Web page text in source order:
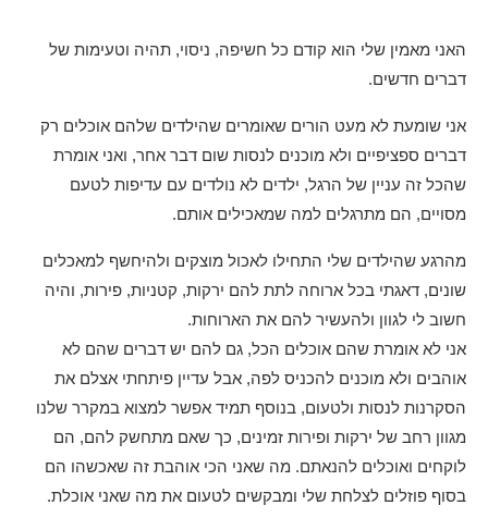
האני מאמין שלי הוא קודם כל חשיפה, ניסוי, תהיה וטעימות של
דברים חדשים.
אני שומעת לא מעט הורים שאומרים שהילדים שלהם אוכלים רק
דברים ספציפיים ולא מוכנים לנסות שום דבר אחר, ואני אומרת
שהכל זה עניין של הרגל, ילדים לא נולדים עם עדיפות לטעם
מסויים, הם מתרגלים למה שמאכילים אותם.
מהרגע שהילדים שלי התחילו לאכול מוצקים ולהיחשף למאכלים
שונים, דאגתי בכל ארוחה לתת להם ירקות, קטניות, פירות, והיה
חשוב לי לגוון ולהעשיר להם את הארוחות.
אני לא אומרת שהם אוכלים הכל, גם להם יש דברים שהם לא
אוהבים ולא מוכנים להכניס לפה, אבל עדיין פיתחתי אצלם את
הסקרנות לנסות ולטעום, בנוסף תמיד אפשר למצוא במקרר שלנו
מגוון רחב של ירקות ופירות זמינים, כך שאם מתחשק להם, הם
לוקחים ואוכלים להנאתם. מה שאני הכי אוהבת זה שאכשהו הם
בסוף פוזלים לצלחת שלי ומבקשים לטעום את מה שאני אוכלת.